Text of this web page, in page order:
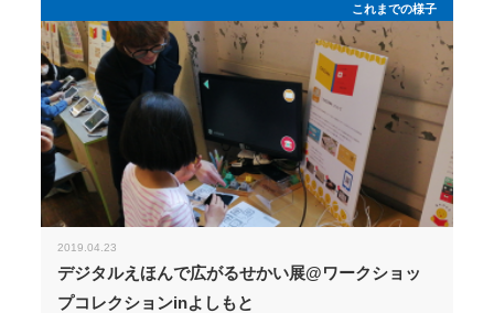
これまでの様子
2019.04.23
デジタルえほんで広がるせかい展@ワークショッ
プコレクションinよしもと